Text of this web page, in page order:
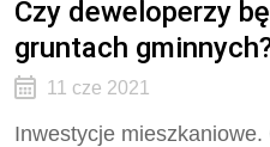
Czy deweloperzy
gruntach
11 cze 2021
Inwestycje